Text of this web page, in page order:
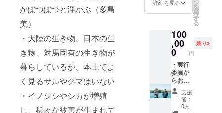
がぽつぽつと浮かぶ（多島
美）
・大陸の生き物、日本の生
き物、対馬固有の生き物が
暮らしているが、本土でよ
く見るサルやクマはいない
・イノシシやシカが増殖
し、様々な被害が生まれて
考欄に
ご記入
など、
内容に
りする
場合が
ありま
す。 -
有効期
限：
2024年
12月末
ユー
る商品
ます。
開封前
に必ず
商品に
貼付さ
れたラ
ベルや
注意書
きをご
確認く
がガイ
ドする
光案内
- ご希
望の時
期や、
期待す
ること
などを
備考欄
にご記
入くだ
詳細を見る ン
を
選
択
す
る
100
,00
0 円
残り3
・実行
委員か
らお礼
メッ
セージ
・公式
支援
者：
0人